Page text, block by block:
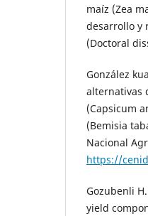
maíz (Zea
desarrollo y
(Doctoral
González
alternativas
(Capsicum
(Bemisia
Nacional
https://
Gozubenli
yield